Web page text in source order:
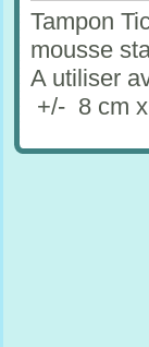
Tampon
mousse
A utiliser
+/- 8 cm